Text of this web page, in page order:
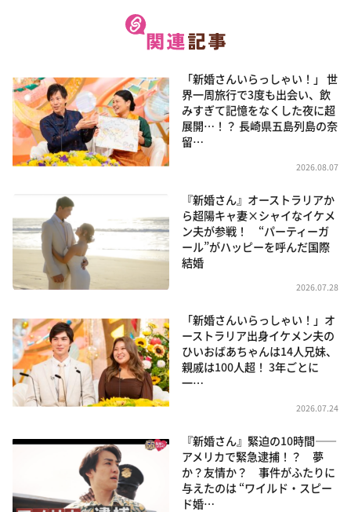
「新婚さんいらっしゃい！」 世
界一周旅行で3度も出会い、飲
みすぎて記憶をなくした夜に超
展開…！？ 長崎県五島列島の奈
留…
2026.08.07
『新婚さん』オーストラリアか
ら超陽キャ妻×シャイなイケメ
ン夫が参戦！ “パーティーガ
ール”がハッピーを呼んだ国際
結婚
2026.07.28
「新婚さんいらっしゃい！」オ
ーストラリア出身イケメン夫の
ひいおばあちゃんは14人兄妹、
親戚は100人超！ 3年ごとに
一…
2026.07.24
『新婚さん』緊迫の10時間――
アメリカで緊急逮捕！？ 夢
か？友情か？ 事件がふたりに
与えたのは “ワイルド・スピー
ド婚…